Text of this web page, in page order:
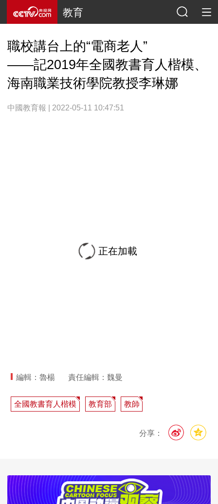
教育
職校講台上的“電商老人”
——記2019年全國教書育人楷模、
海南職業技術學院教授李琳娜
中國教育報 | 2022-05-11 10:47:51
正在加載
編輯：魯楊 責任編輯：魏曼
全國教書育人楷模 教育部 教師
分享：